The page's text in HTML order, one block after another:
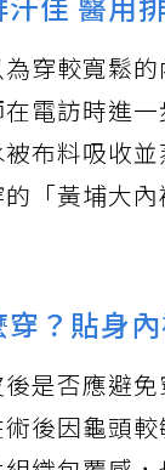
佳 醫用
穿較寬鬆
電訪時進
布料吸收
「黃埔大
？貼身
是否應避
後因龜頭